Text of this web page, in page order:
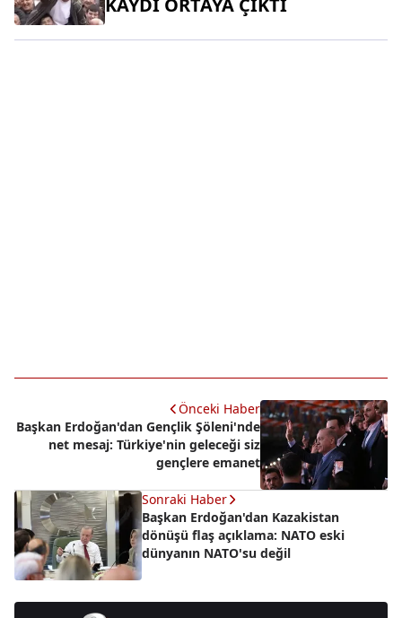
KAYDI ORTAYA ÇIKTI
Önceki Haber
Başkan Erdoğan'dan Gençlik Şöleni'nde
net mesaj: Türkiye'nin geleceği siz
gençlere emanet
Sonraki Haber
Başkan Erdoğan'dan Kazakistan
dönüşü flaş açıklama: NATO eski
dünyanın NATO'su değil